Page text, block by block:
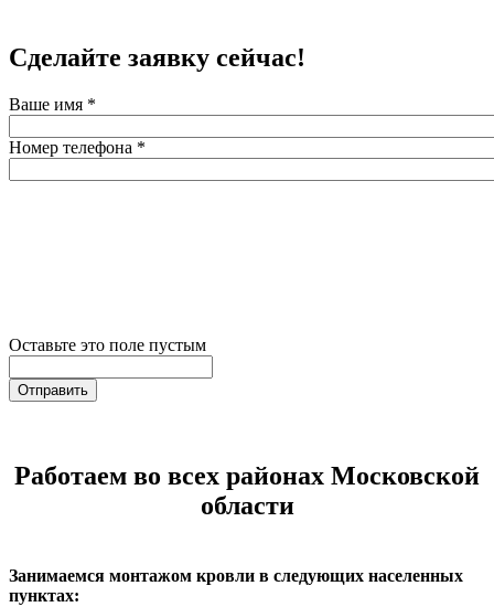
Сделайте заявку сейчас!
Ваше имя *
Номер телефона *
Оставьте это поле пустым
Отправить
Работаем во всех районах Московской
области
Занимаемся монтажом кровли в следующих населенных
пунктах: